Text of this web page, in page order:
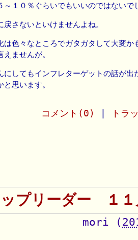
～１０％ぐらいでもいいのではないで
戻さないといけませんよね。
は色々なところでガタガタして大変か
えませんが。
にしてもインフレターゲットの話が出
と思います。
コメント(0) | トラ
ップリーダー １１
mori (